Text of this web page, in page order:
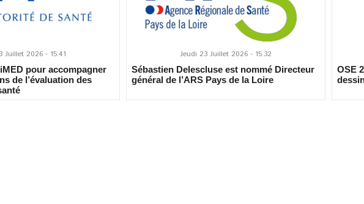
Juillet 2026 - 15:41
pour accompagner
de l’évaluation des
Jeudi 23 Juillet 2026 - 15:32
Sébastien Delescluse est nommé Directeur
général de l’ARS Pays de la Loire
OSE